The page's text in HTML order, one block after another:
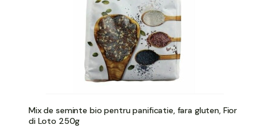
Mix de seminte bio pentru panificatie, fara gluten, Fior
di Loto 250g